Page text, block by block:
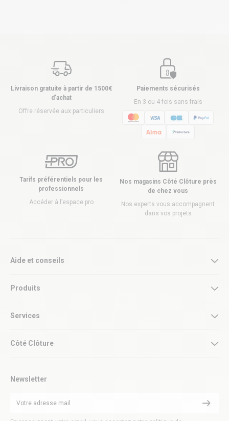
Livraison gratuite à partir de 1500€
d’achat
Offre réservée aux particuliers
Paiements sécurisés
En 3 ou 4 fois sans frais
Tarifs préférentiels pour les
professionnels
Accéder à l’espace pro
Nos magasins Côté Clôture près
de chez vous
Nos experts vous accompagnent
dans vos projets
Aide et conseils
Produits
Services
Côté Clôture
Newsletter